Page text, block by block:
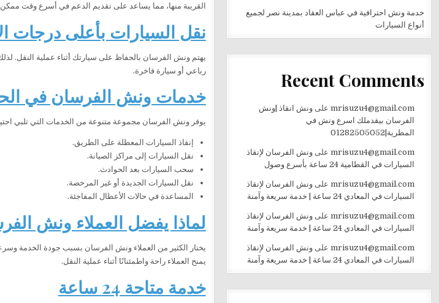
القريبة منها، مما يساعد على تقديم الدعم في أسرع وقت
نقل السيارات بأعلى درجات
يهتم ونش الفرسان بالحفاظ على سيارتك أثناء عملية النقل.
رباعي أو سيارة فاخرة.
خدمات ونش الفرسان في
يوفر ونش الفرسان مجموعة متنوعة من الخدمات التي تلبي
إنقاذ السيارات المعطلة على الطريق.
نقل السيارات إلى مراكز الصيانة.
سحب السيارات بعد الحوادث.
نقل السيارات الجديدة أو غير المرخصة.
المساعدة في حالات الأعطال المفاجئة.
لماذا يفضل العملاء ونش
يختار الكثير من العملاء ونش الفرسان بسبب جودة الخدمة وسرعة
يمنح العملاء راحة واطمئنانًا أثناء عملية النقل.
خدمة متاحة 24 ساعة
خدمة ونش احترافية في عباس العقاد بمدينة نصر لجميع
أنواع السيارات
Recent Comments
mrisuzu4@gmail.comعلى ونش انقاذ |ونش
الفرسان بيقدملك اسرع ونش في
المطرية|01282505052
mrisuzu4@gmail.comعلى ونش الفرسان لإنقاذ
السيارات في القطامية 24 ساعة بأسرع وصول
mrisuzu4@gmail.comعلى ونش الفرسان لإنقاذ
السيارات في المعادي 24 ساعة | خدمة سريعة وآمنة
mrisuzu4@gmail.comعلى ونش الفرسان لإنقاذ
السيارات في المعادي 24 ساعة | خدمة سريعة وآمنة
mrisuzu4@gmail.comعلى ونش الفرسان لإنقاذ
السيارات في المعادي 24 ساعة | خدمة سريعة وآمنة